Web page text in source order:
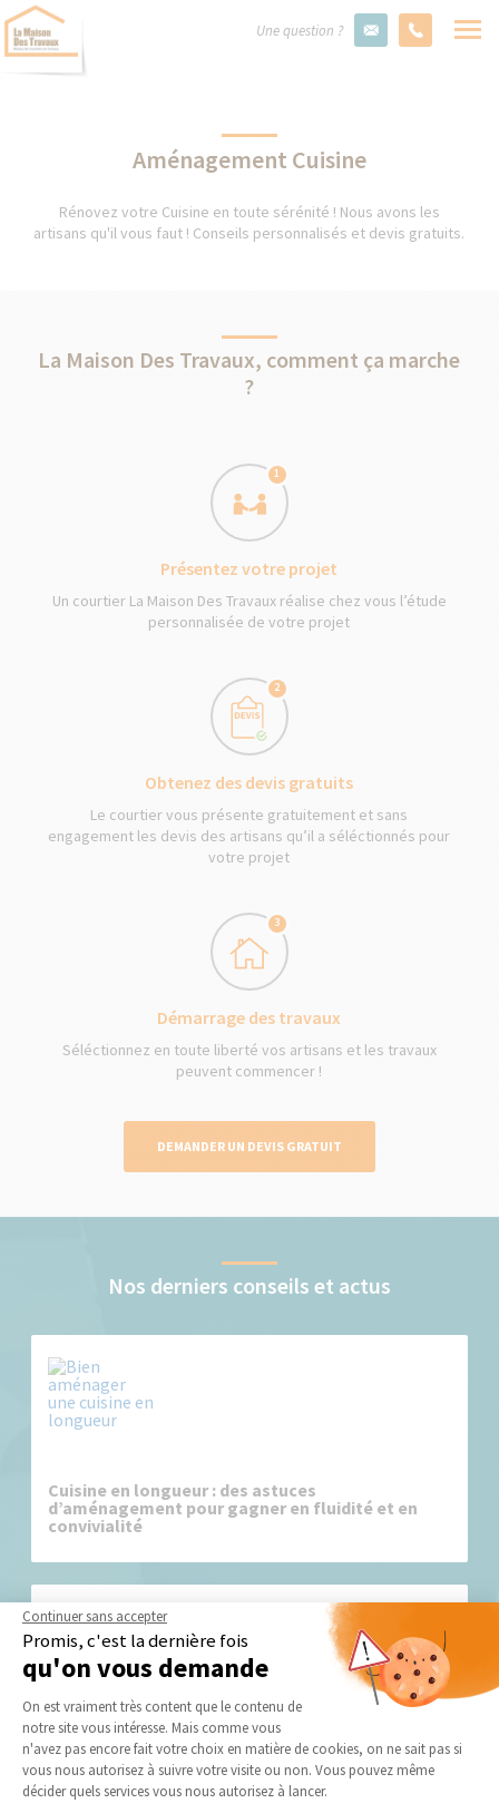
Une question ?
Aménagement Cuisine
Rénovez votre Cuisine en toute sérénité ! Nous avons les
artisans qu'il vous faut ! Conseils personnalisés et devis gratuits.
La Maison Des Travaux, comment ça marche
?
1
Présentez votre projet
Un courtier La Maison Des Travaux réalise chez vous l’étude
personnalisée de votre projet
2
Obtenez des devis gratuits
Le courtier vous présente gratuitement et sans
engagement les devis des artisans qu’il a séléctionnés pour
votre projet
3
Démarrage des travaux
Séléctionnez en toute liberté vos artisans et les travaux
peuvent commencer !
DEMANDER UN DEVIS GRATUIT
Nos derniers conseils et actus
Cuisine en longueur : des astuces
d’aménagement pour gagner en fluidité et en
convivialité
Rénover sa cuisine sans tout casser
Vous aimeriez profiter d’une nouvelle cuisine, mais vous ne
voulez pas pour...
Continuer sans accepter
Promis, c'est la dernière fois
qu'on vous demande
Plateforme de Gestion du
On est vraiment très content que le contenu de
notre site vous intéresse. Mais comme vous
n'avez pas encore fait votre choix en matière de cookies, on ne sait pas si
vous nous autorisez à suivre votre visite ou non. Vous pouvez même
décider quels services vous nous autorisez à lancer.
Axeptio consent